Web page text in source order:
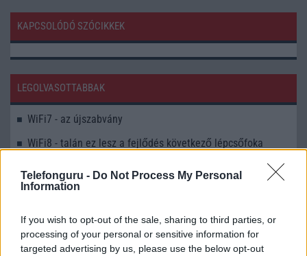
Telefonguru - Do Not Process My Personal
Information
If you wish to opt-out of the sale, sharing to third parties, or
processing of your personal or sensitive information for
targeted advertising by us, please use the below opt-out
KAPCSOLÓDÓ SZÓCIKKEK
LEGOLVASOTTABBAK
WiFi7 - az újszabvány
WiFi8 - talán ez lesz a fejlődés következő lépcsőfoka
WiFi 6
Android verziók
A WiFi Direct egy önálló rendszer. Miért is?